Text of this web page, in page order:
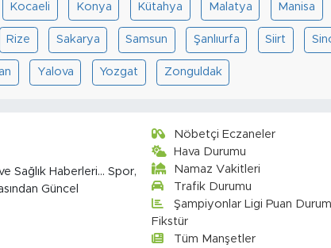
Kocaeli Konya Kütahya Malatya Manisa
Rize Sakarya Samsun Şanlıurfa Siirt
Yalova Yozgat Zonguldak
Sağlık Haberleri... Spor,
Güncel
Nöbetçi Eczaneler
Hava Durumu
Namaz Vakitleri
Trafik Durumu
Şampiyonlar Ligi Puan
Fikstür
Tüm Manşetler